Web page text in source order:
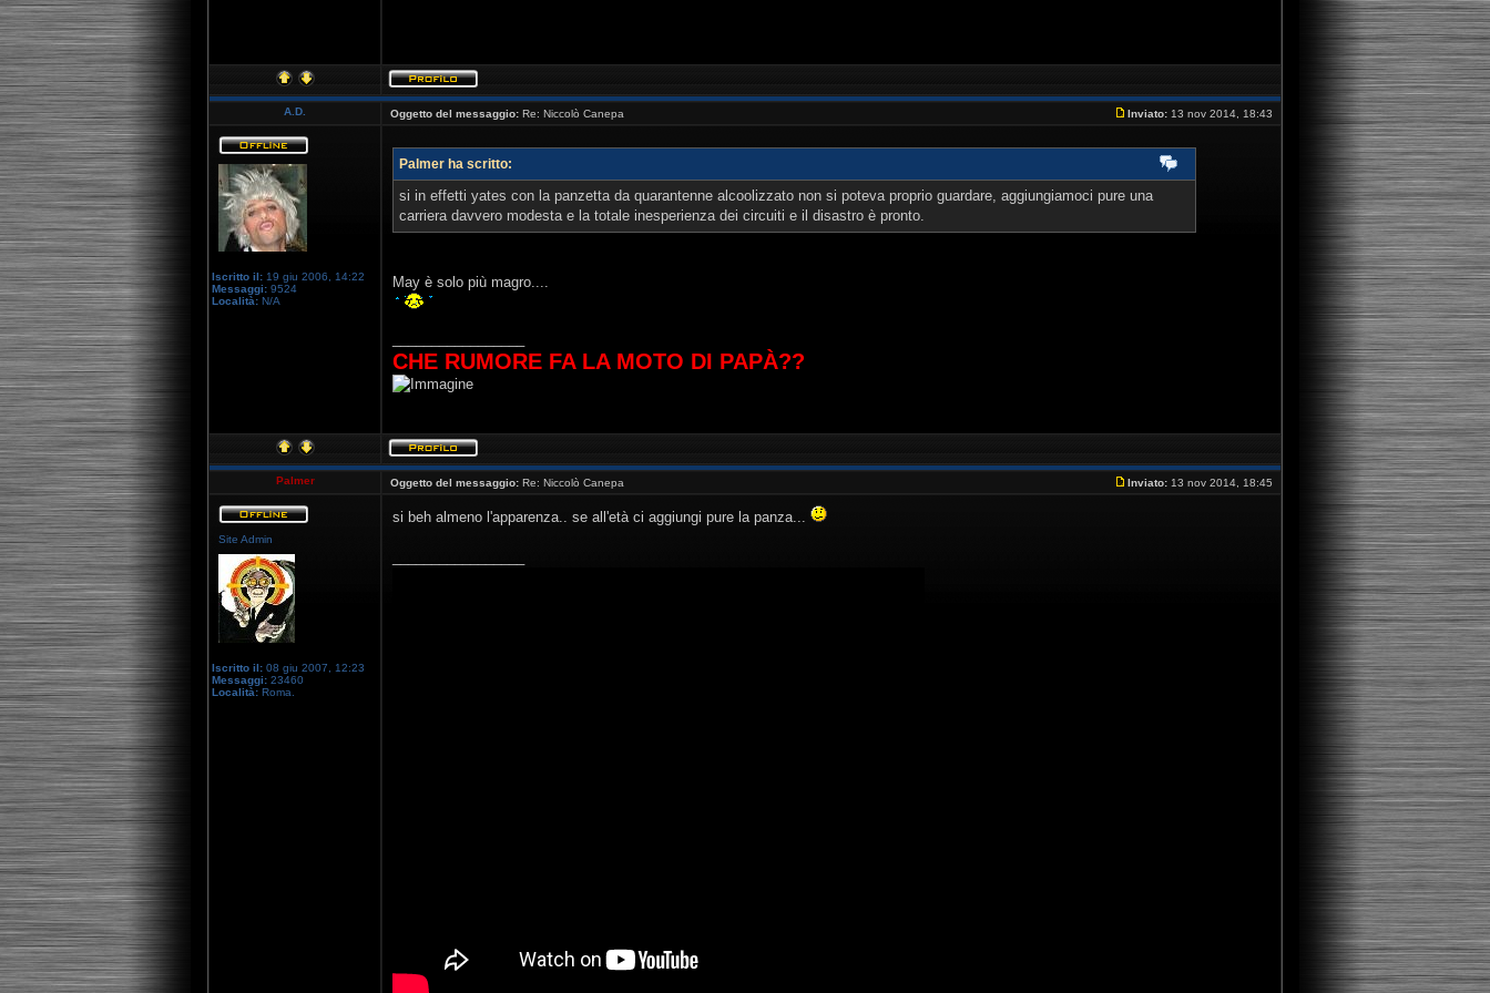
A.D. Oggetto del messaggio: Re: Niccolò Canepa Inviato: 13 nov 2014, 18:43
Iscritto il: 19 giu 2006, 14:22
Messaggi: 9524
Località: N/A
Palmer ha scritto:
si in effetti yates con la panzetta da quarantenne alcoolizzato non si poteva proprio guardare, aggiungiamoci pure una
carriera davvero modesta e la totale inesperienza dei circuiti e il disastro è pronto.
May è solo più magro....
CHE RUMORE FA LA MOTO DI PAPÀ??
Palmer Oggetto del messaggio: Re: Niccolò Canepa Inviato: 13 nov 2014, 18:45
Site Admin
Iscritto il: 08 giu 2007, 12:23
Messaggi: 23460
Località: Roma.
si beh almeno l'apparenza.. se all'età ci aggiungi pure la panza...